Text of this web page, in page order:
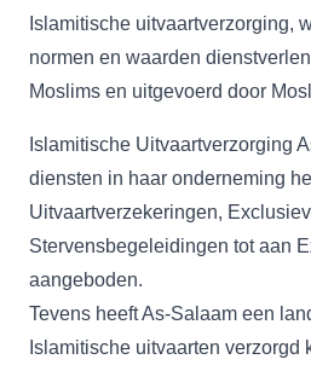
Islamitische uitvaartverzorging,
normen en waarden
Moslims en uitgevoerd door
Islamitische Uitvaartverzorging
diensten in haar onderneming
Uitvaartverzekeringen,
Stervensbegeleidingen tot aan
aangeboden.
Tevens heeft As-Salaam een
Islamitische uitvaarten